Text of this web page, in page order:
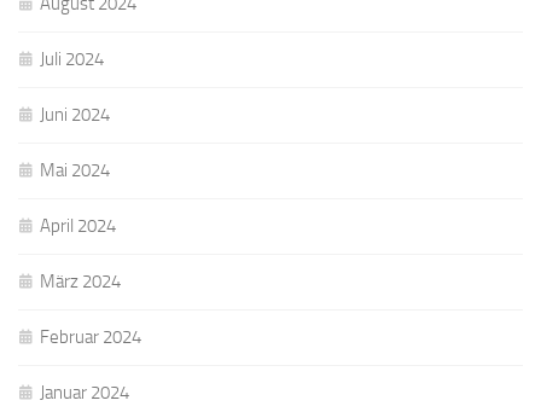
Juli 2024
Juni 2024
Mai 2024
April 2024
März 2024
Februar 2024
Januar 2024